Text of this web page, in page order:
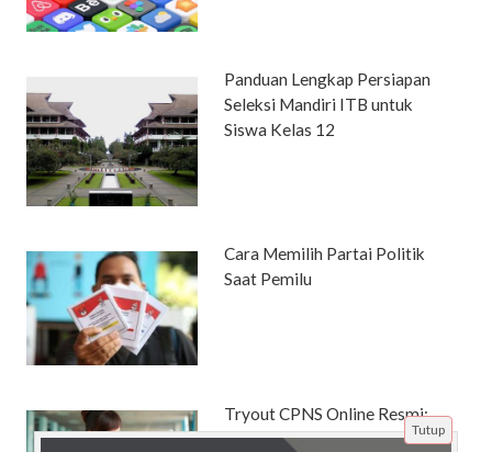
Panduan Lengkap Persiapan
Seleksi Mandiri ITB untuk
Siswa Kelas 12
Cara Memilih Partai Politik
Saat Pemilu
Tryout CPNS Online Resmi:
Solusi Efektif Calon ASN Muda
Tutup